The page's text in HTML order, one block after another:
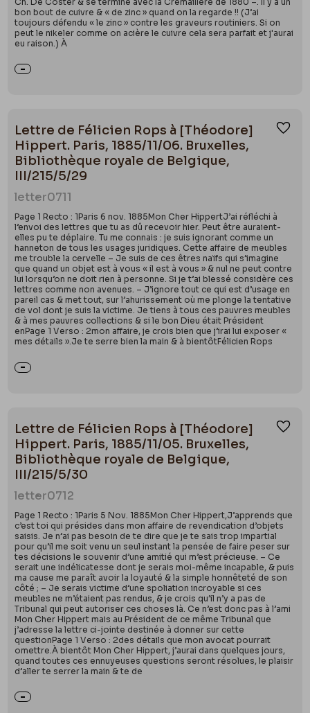
bon bout de cuivre & « de zinc » quand on la regarde !! (J’ai
toujours défendu « le zinc » contre les graveurs routiniers. Si on
peut le nikeler comme on acière le cuivre cela sera parfait et j'aurai
eu raison.) À
Lettre de Félicien Rops à [Théodore]
Hippert. Paris, 1885/11/06. Bruxelles,
Bibliothèque royale de Belgique,
III/215/5/29
letter0711
Page 1 Recto : 1Paris 6 nov. 1885Mon Cher HippertJ’ai réfléchi à
l’envoi des lettres que tu as dû recevoir hier. Peut être auraient-
elles pu te déplaire. Tu me connais : je suis ignorant comme un
hanneton de tous les usages juridiques. Cette affaire de meubles
me trouble la cervelle – Je suis de ces êtres naïfs qui s’imagine
que quand un objet est à vous « il est à vous » & nul ne peut contre
lui lorsqu’on ne doit rien à personne. Si je t’ai blessé considère ces
lettres comme non avenues. – J’ignore tout ce qui est d’usage en
pareil cas & met tout, sur l’ahurissement où me plonge la tentative
de vol dont je suis la victime. Je tiens à tous ces pauvres meubles
& à mes pauvres collections & si le bon Dieu était Président
enPage 1 Verso : 2mon affaire, je crois bien que j’irai lui exposer «
mes détails ».Je te serre bien la main & à bientôtFélicien Rops
Lettre de Félicien Rops à [Théodore]
Hippert. Paris, 1885/11/05. Bruxelles,
Bibliothèque royale de Belgique,
III/215/5/30
letter0712
Page 1 Recto : 1Paris 5 Nov. 1885Mon Cher Hippert,J’apprends que
c’est toi qui présides dans mon affaire de revendication d’objets
saisis. Je n’ai pas besoin de te dire que je te sais trop impartial
pour qu’il me soit venu un seul instant la pensée de faire peser sur
tes décisions le souvenir d’une amitié qui m’est précieuse. – Ce
serait une indélicatesse dont je serais moi-même incapable, & puis
ma cause me paraît avoir la loyauté & la simple honnêteté de son
côté ; – Je serais victime d’une spoliation incroyable si ces
meubles ne m’étaient pas rendus, & je crois qu’il n’y a pas de
Tribunal qui peut autoriser ces choses là. Ce n’est donc pas à l’ami
Mon Cher Hippert mais au Président de ce même Tribunal que
j’adresse la lettre ci-jointe destinée à donner sur cette
questionPage 1 Verso : 2des détails que mon avocat pourrait
omettre.À bientôt Mon Cher Hippert, j’aurai dans quelques jours,
quand toutes ces ennuyeuses questions seront résolues, le plaisir
d’aller te serrer la main & te de